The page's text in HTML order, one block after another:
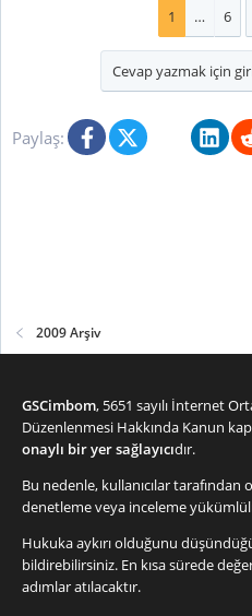
1 … 6
Cevap yazmak için
Paylaş: FacebookX (Twitter)Bluesky
2009 Arşiv
GSCimbom, 5651 sayılı İnternet
Düzenlenmesi Hakkında Kanun
onaylı bir yer sağlayıcıdır.
Bu nedenle, kullanıcılar
denetleme veya inceleme
Hukuka aykırı olduğunu
bildirebilirsiniz. En kısa sürede
adımlar atılacaktır.